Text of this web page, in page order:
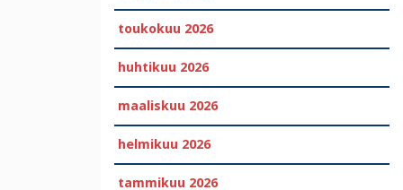
toukokuu 2026
huhtikuu 2026
maaliskuu 2026
helmikuu 2026
tammikuu 2026